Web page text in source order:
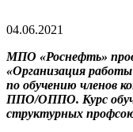
04.06.2021
МПО «Роснефть»
«Организация
по обучению членов
ППО/ОППО. Курс
структурных